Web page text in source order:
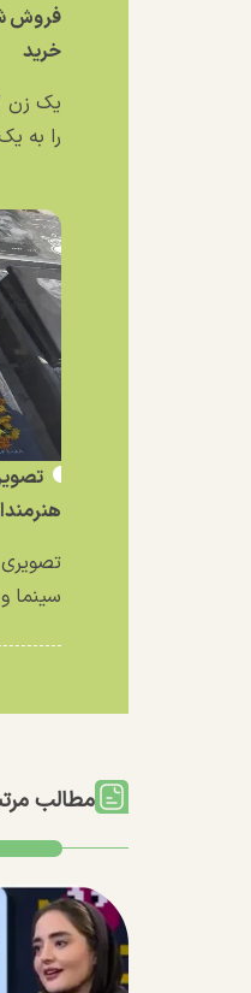
فروش
خرید
را به
سینما
مطالب